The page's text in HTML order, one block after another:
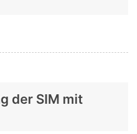
der SIM mit